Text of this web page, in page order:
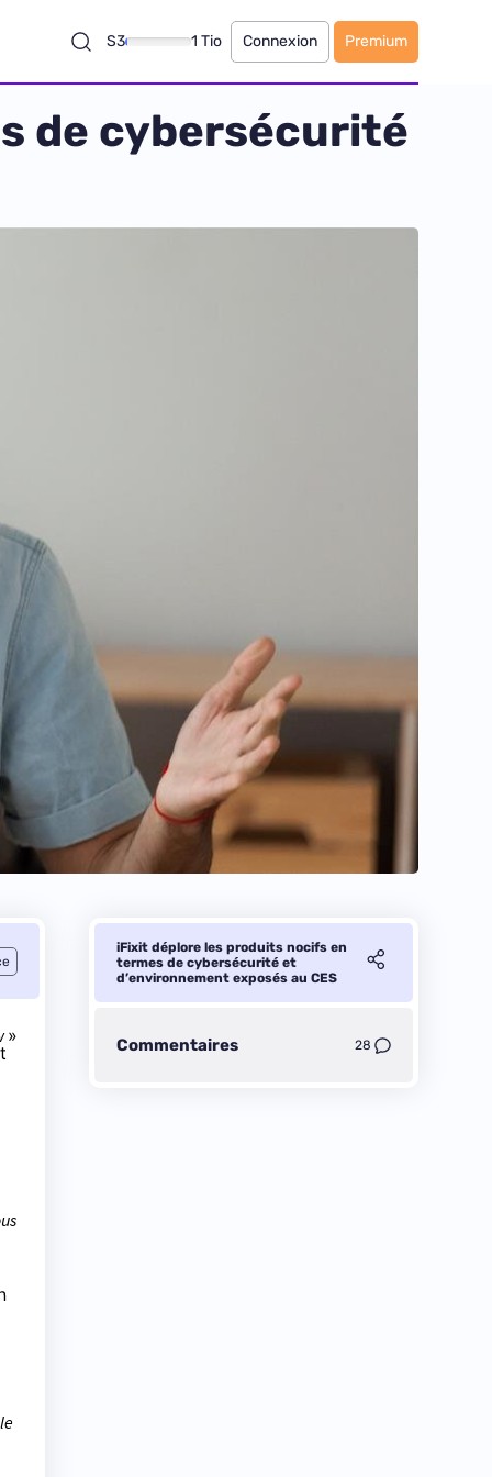
S3 1 Tio Connexion Premium
de cybersécurité
»
iFixit déplore les produits nocifs en
termes de cybersécurité et
d’environnement exposés au CES
Commentaires 28